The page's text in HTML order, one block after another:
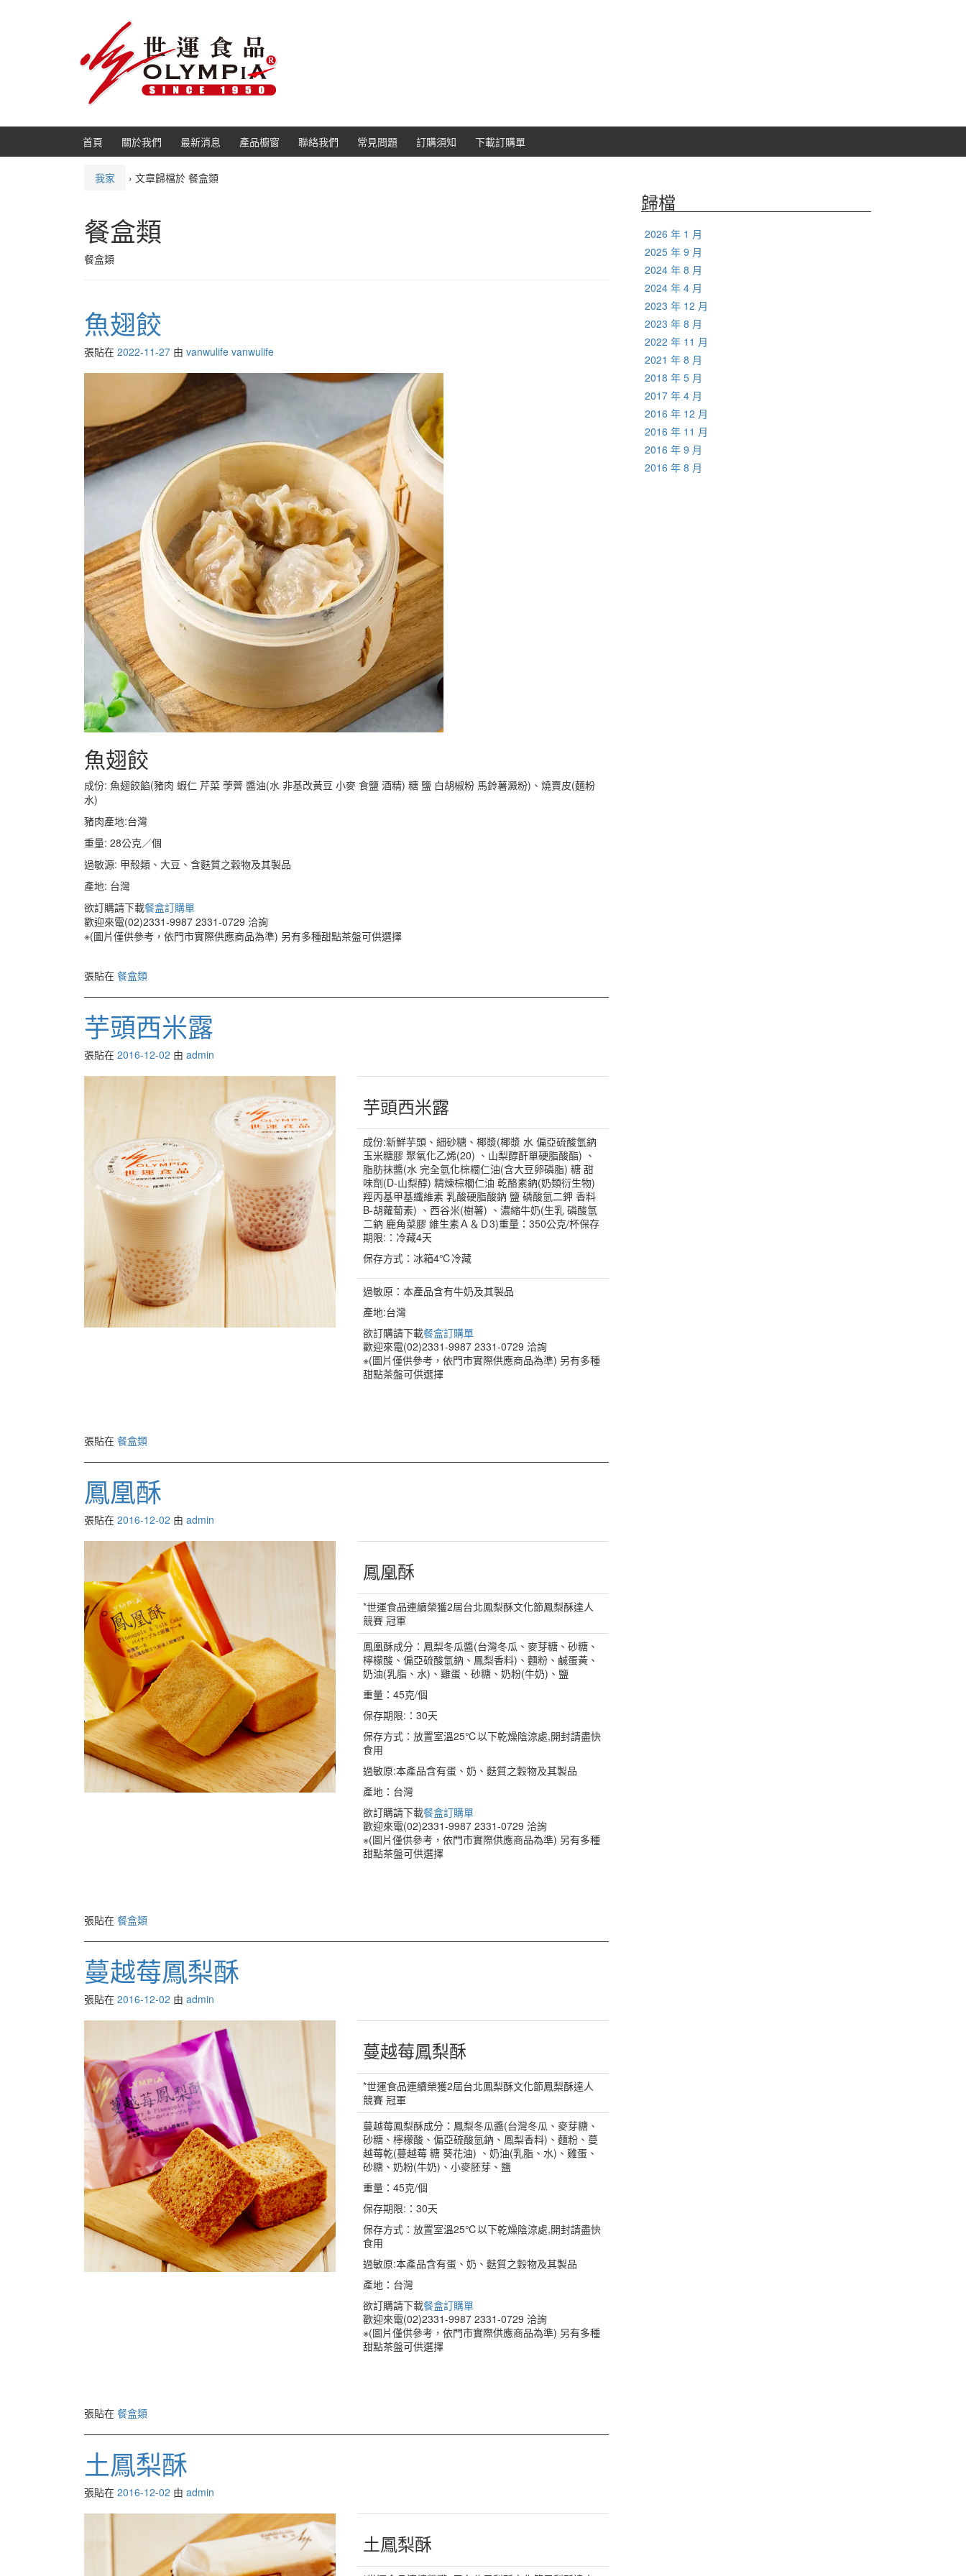
首頁 關於我們 最新消息 產品櫥窗 聯絡我們 常見問題 訂購須知 下載訂購單
我家 › 文章歸檔於 餐盒類
餐盒類
餐盒類
魚翅餃
張貼在 2022-11-27 由 vanwulife vanwulife
魚翅餃
成份: 魚翅餃餡(豬肉 蝦仁 芹菜 荸薺 醬油(水 非基改黃豆 小麥 食鹽 酒精) 糖 鹽 白胡椒粉 馬鈴薯澱粉)、燒賣皮(麵粉
水)
豬肉產地:台灣
重量: 28公克／個
過敏源: 甲殼類、大豆、含麩質之穀物及其製品
產地: 台灣
欲訂購請下載餐盒訂購單
歡迎來電(02)2331-9987 2331-0729 洽詢
※(圖片僅供參考，依門市實際供應商品為準) 另有多種甜點茶盤可供選擇
張貼在 餐盒類
芋頭西米露
張貼在 2016-12-02 由 admin
芋頭西米露
成份:新鮮芋頭、細砂糖、椰漿(椰漿 水 偏亞硫酸氫鈉
玉米糖膠 聚氧化乙烯(20) 、山梨醇酐單硬脂酸酯) 、
脂肪抹醬(水 完全氫化棕櫚仁油(含大豆卵磷脂) 糖 甜
味劑(D-山梨醇) 精煉棕櫚仁油 乾酪素鈉(奶類衍生物)
羥丙基甲基纖維素 乳酸硬脂酸鈉 鹽 磷酸氫二鉀 香料
B-胡蘿蔔素) 、西谷米(樹薯) 、濃縮牛奶(生乳 磷酸氫
二鈉 鹿角菜膠 維生素Ａ＆Ｄ3)重量：350公克/杯保存
期限:：冷藏4天
保存方式：冰箱4℃冷藏
過敏原：本產品含有牛奶及其製品
產地:台灣
欲訂購請下載餐盒訂購單
歡迎來電(02)2331-9987 2331-0729 洽詢
※(圖片僅供參考，依門市實際供應商品為準) 另有多種
甜點茶盤可供選擇
張貼在 餐盒類
鳳凰酥
張貼在 2016-12-02 由 admin
鳳凰酥
*世運食品連續榮獲2屆台北鳳梨酥文化節鳳梨酥達人
競賽 冠軍
鳳凰酥成分：鳳梨冬瓜醬(台灣冬瓜、麥芽糖、砂糖、
檸檬酸、偏亞硫酸氫鈉、鳳梨香料)、麵粉、鹹蛋黃、
奶油(乳脂、水)、雞蛋、砂糖、奶粉(牛奶)、鹽
重量：45克/個
保存期限:：30天
保存方式：放置室溫25℃以下乾燥陰涼處,開封請盡快
食用
過敏原:本產品含有蛋、奶、麩質之穀物及其製品
產地：台灣
欲訂購請下載餐盒訂購單
歡迎來電(02)2331-9987 2331-0729 洽詢
※(圖片僅供參考，依門市實際供應商品為準) 另有多種
甜點茶盤可供選擇
張貼在 餐盒類
蔓越莓鳳梨酥
張貼在 2016-12-02 由 admin
蔓越莓鳳梨酥
*世運食品連續榮獲2屆台北鳳梨酥文化節鳳梨酥達人
競賽 冠軍
蔓越莓鳳梨酥成分：鳳梨冬瓜醬(台灣冬瓜、麥芽糖、
砂糖、檸檬酸、偏亞硫酸氫鈉、鳳梨香料)、麵粉、蔓
越莓乾(蔓越莓 糖 葵花油) 、奶油(乳脂、水)、雞蛋、
砂糖、奶粉(牛奶)、小麥胚芽、鹽
重量：45克/個
保存期限:：30天
保存方式：放置室溫25℃以下乾燥陰涼處,開封請盡快
食用
過敏原:本產品含有蛋、奶、麩質之穀物及其製品
產地：台灣
欲訂購請下載餐盒訂購單
歡迎來電(02)2331-9987 2331-0729 洽詢
※(圖片僅供參考，依門市實際供應商品為準) 另有多種
甜點茶盤可供選擇
張貼在 餐盒類
土鳳梨酥
張貼在 2016-12-02 由 admin
土鳳梨酥
歸檔
2026 年 1 月
2025 年 9 月
2024 年 8 月
2024 年 4 月
2023 年 12 月
2023 年 8 月
2022 年 11 月
2021 年 8 月
2018 年 5 月
2017 年 4 月
2016 年 12 月
2016 年 11 月
2016 年 9 月
2016 年 8 月